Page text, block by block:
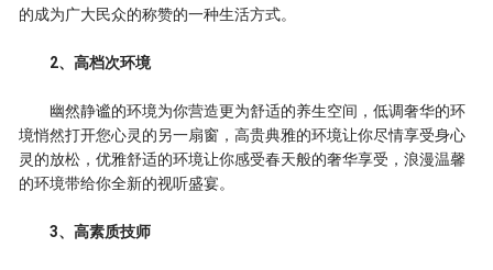
的成为广大民众的称赞的一种生活方式。
2、高档次环境
幽然静谧的环境为你营造更为舒适的养生空间，低调奢华的环
境悄然打开您心灵的另一扇窗，高贵典雅的环境让你尽情享受身心
灵的放松，优雅舒适的环境让你感受春天般的奢华享受，浪漫温馨
的环境带给你全新的视听盛宴。
3、高素质技师